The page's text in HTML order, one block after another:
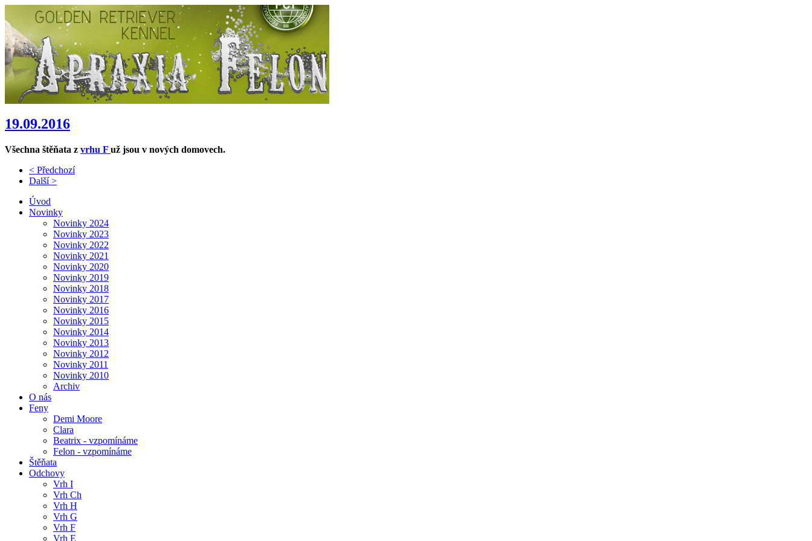
19.09.2016
Všechna štěňata z vrhu F už jsou v nových domovech.
< Předchozí
Další >
Úvod
Novinky
Novinky 2024
Novinky 2023
Novinky 2022
Novinky 2021
Novinky 2020
Novinky 2019
Novinky 2018
Novinky 2017
Novinky 2016
Novinky 2015
Novinky 2014
Novinky 2013
Novinky 2012
Novinky 2011
Novinky 2010
Archiv
O nás
Feny
Demi Moore
Clara
Beatrix - vzpomínáme
Felon - vzpomínáme
Štěňata
Odchovy
Vrh I
Vrh Ch
Vrh H
Vrh G
Vrh F
Vrh E